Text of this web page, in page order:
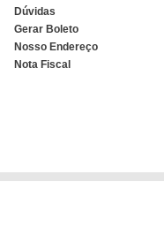
Dúvidas
Gerar Boleto
Nosso Endereço
Nota Fiscal